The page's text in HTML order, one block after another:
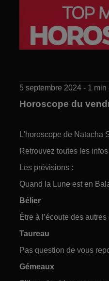
5 septembre 2024 - 1 min
Horoscope du
L'horoscope de Natacha
Retrouvez toutes les
Les prévisions :
Quand la Lune est en
Bélier
Être à l’écoute des
Taureau
Pas question de vous
Gémeaux